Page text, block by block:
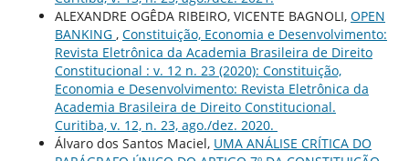
ALEXANDRE OGÊDA RIBEIRO, VICENTE BAGNOLI, OPEN
BANKING , Constituição, Economia e Desenvolvimento:
Revista Eletrônica da Academia Brasileira de Direito
Constitucional : v. 12 n. 23 (2020): Constituição,
Economia e Desenvolvimento: Revista Eletrônica da
Academia Brasileira de Direito Constitucional.
Curitiba, v. 12, n. 23, ago./dez. 2020.
Álvaro dos Santos Maciel, UMA ANÁLISE CRÍTICA DO